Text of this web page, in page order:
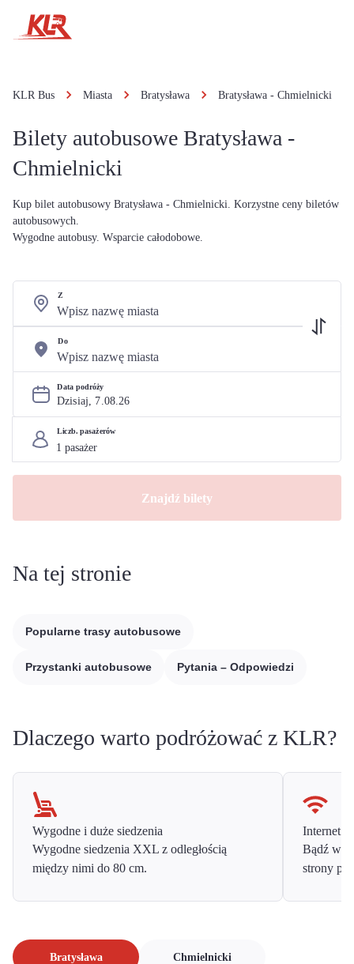
KLR Bus Miasta Bratysława Bratysława - Chmielnicki
Bilety autobusowe Bratysława -
Chmielnicki
Kup bilet autobusowy Bratysława - Chmielnicki. Korzystne ceny biletów
autobusowych.
Wygodne autobusy. Wsparcie całodobowe.
Z
Do
Data podróży
Dzisiaj, 7.08.26
Liczb. pasażerów
Znajdź bilety
Na tej stronie
Popularne trasy autobusowe
Przystanki autobusowe Pytania – Odpowiedzi
Dlaczego warto podróżować z KLR?
Wygodne i duże siedzenia
Wygodne siedzenia XXL z odległością
między nimi do 80 cm.
Internet
Bądź w
strony
Bratysława Chmielnicki